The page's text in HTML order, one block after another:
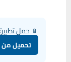
📱 حمل
تحميل من Google Play